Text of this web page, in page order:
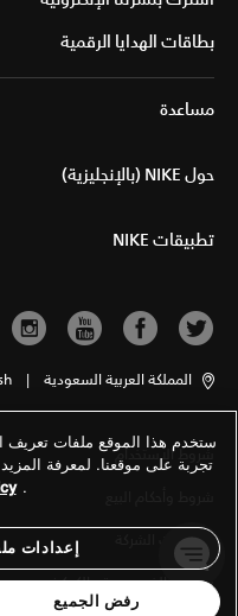
بطاقات الهدايا الرقمية
مساعدة
حول NIKE (بالإنجليزية)
تطبيقات NIKE
المملكة العربية السعودية |
شروط الاستخدام
معلومات الشركة
سياسة الخصوصية والكوكيز
ستخدم هذا الموقع ملفات
تجربة على موقعنا. لمعرفة
.
إعدادات
رفض الجميع